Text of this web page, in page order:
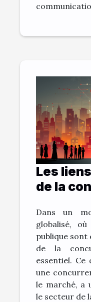
Les
de la
Dans un
globalisé,
publique
de la
essentiel.
une
le marché, a
le secteur de